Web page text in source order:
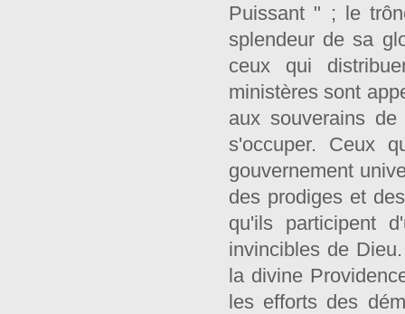
Puissant " ; le
splendeur de sa
ceux qui
ministères sont
aux souverains
s'occuper. Ceux
gouvernement
des prodiges et
qu'ils participent
invincibles de
la divine
les efforts des